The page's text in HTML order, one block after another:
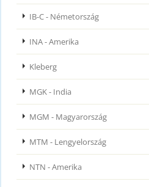
IB-C - Németország
INA - Amerika
Kleberg
MGK - India
MGM - Magyarország
MTM - Lengyelország
NTN - Amerika